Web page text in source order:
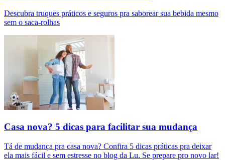
Descubra truques práticos e seguros pra saborear sua bebida mesmo
sem o saca-rolhas
Casa nova? 5 dicas para facilitar sua mudança
Tá de mudança pra casa nova? Confira 5 dicas práticas pra deixar
ela mais fácil e sem estresse no blog da Lu. Se prepare pro novo lar!